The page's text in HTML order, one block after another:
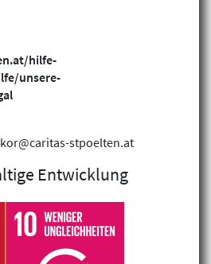
hilfe-
unsere-
stpoelten.at
Entwicklung